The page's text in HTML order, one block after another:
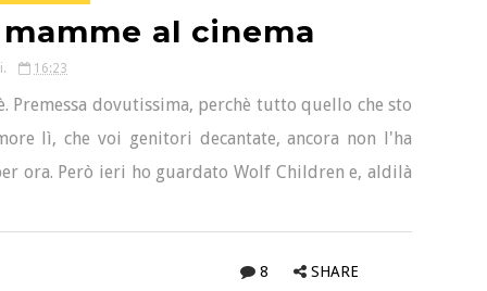
al cinema
16:23
Premessa dovutissima, perchè tutto quello che sto
lì, che voi genitori decantate, ancora non l'ha
ora. Però ieri ho guardato Wolf Children e, aldilà
8 SHARE